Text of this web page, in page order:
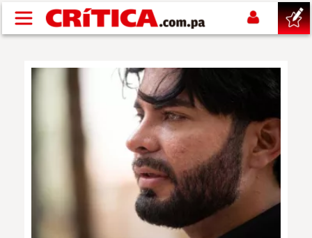
Pasar al contenido principal